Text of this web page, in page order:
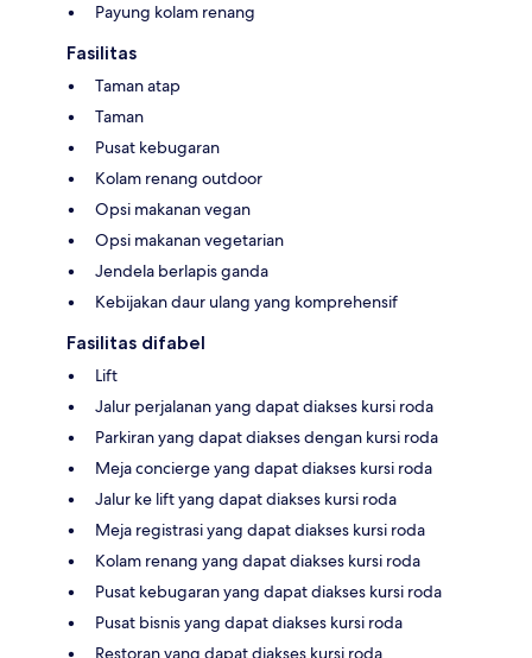
Payung kolam renang
Fasilitas
Taman atap
Taman
Pusat kebugaran
Kolam renang outdoor
Opsi makanan vegan
Opsi makanan vegetarian
Jendela berlapis ganda
Kebijakan daur ulang yang komprehensif
Fasilitas difabel
Lift
Jalur perjalanan yang dapat diakses kursi roda
Parkiran yang dapat diakses dengan kursi roda
Meja concierge yang dapat diakses kursi roda
Jalur ke lift yang dapat diakses kursi roda
Meja registrasi yang dapat diakses kursi roda
Kolam renang yang dapat diakses kursi roda
Pusat kebugaran yang dapat diakses kursi roda
Pusat bisnis yang dapat diakses kursi roda
Restoran yang dapat diakses kursi roda